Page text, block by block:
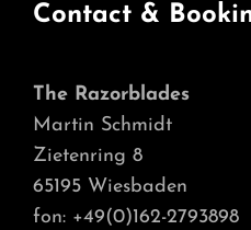
Contact &
The Razorblades
Martin Schmidt
Zietenring 8
65195 Wiesbaden
fon: +49(0)162-2793898